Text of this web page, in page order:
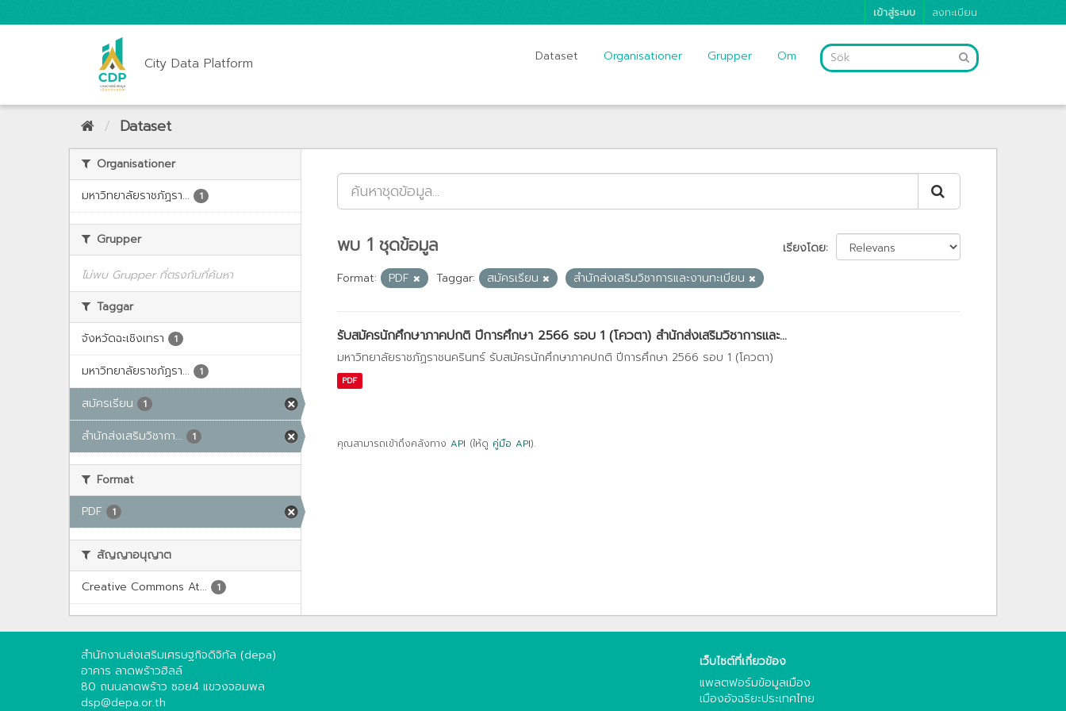
เข้าสู่ระบบ ลงทะเบียน
City Data Platform Dataset Organisationer Grupper Om
Dataset
Organisationer
มหาวิทยาลัยราชภัฏรา...
1
Grupper
ไม่พบ Grupper ที่ตรงกับที่ค้นหา
Taggar
จังหวัดฉะเชิงเทรา
1
มหาวิทยาลัยราชภัฏรา... 1
สมัครเรียน 1
สำนักส่งเสริมวิชากา... 1
Format
PDF
1
สัญญาอนุญาต
Creative Commons At...
1
เรียงโดย
พบ 1 ชุดข้อมูล
Format: PDF Taggar: สมัครเรียน สำนักส่งเสริมวิชาการและงานทะเบียน
รับสมัครนักศึกษาภาคปกติ ปีการศึกษา 2566 รอบ 1 (โควตา) สำนักส่งเสริมวิชาการและ...
มหาวิทยาลัยราชภัฏราชนครินทร์ รับสมัครนักศึกษาภาคปกติ ปีการศึกษา 2566 รอบ 1 (โควตา)
PDF
คุณสามารถเข้าถึงคลังทาง API (ให้ดู คู่มือ API).
สำนักงานส่งเสริมเศรษฐกิจดิจิทัล (depa)
อาคาร ลาดพร้าวฮิลล์
80 ถนนลาดพร้าว ซอย4 แขวงจอมพล
dsp@depa.or.th
เว็บไซต์ที่เกี่ยวข้อง
แพลตฟอร์มข้อมูลเมือง
เมืองอัจฉริยะประเทศไทย